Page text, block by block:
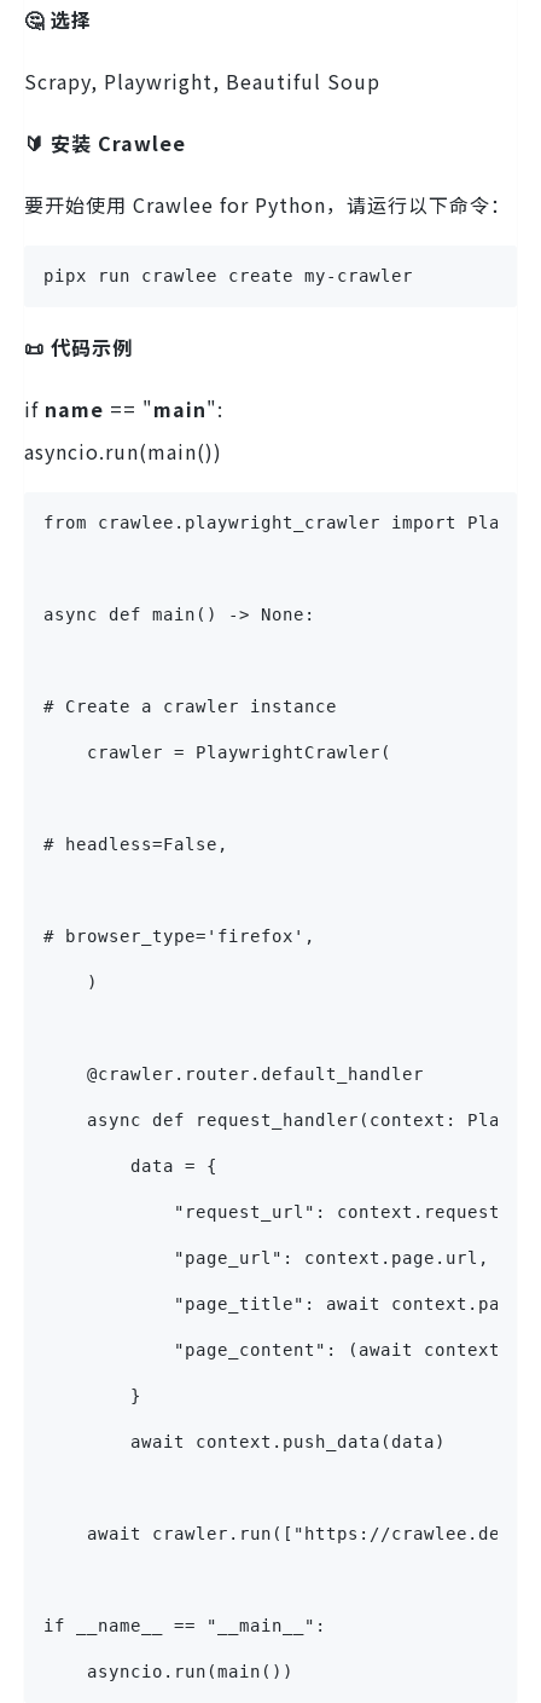
🤔 选择
Scrapy, Playwright, Beautiful Soup
🔰 安装 Crawlee
要开始使用 Crawlee for Python，请运行以下命令：
pipx run crawlee create my-crawler
📜 代码示例
if name == "main":
asyncio.run(main())
from crawlee.playwright_crawler import
async def main() -> None:
# Create a crawler instance
    crawler = PlaywrightCrawler(
# headless=False,
# browser_type='firefox',
    )
    @crawler.router.default_handler
async def request_handler(context:
        data = {
"request_url":
            "page_url": context.page.url,
"page_title": await
"page_content": (await
        }
        await context.push_data(data)
await crawler.run(["https://
if __name__ == "__main__":
    asyncio.run(main())